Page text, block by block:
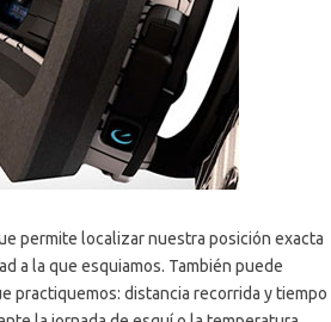
permite localizar nuestra posición exacta
a la que esquiamos. También puede
practiquemos: distancia recorrida y tiempo